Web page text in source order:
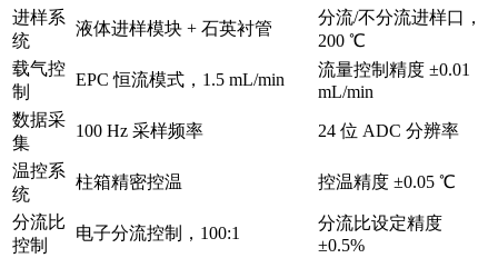
进样系
统
液体进样模块 + 石英衬管
分流/不分流进样口，
200 ℃
载气控
制
EPC 恒流模式，1.5 mL/min
流量控制精度 ±0.01
mL/min
数据采
集
100 Hz 采样频率 24 位 ADC 分辨率
温控系
统
柱箱精密控温 控温精度 ±0.05 ℃
分流比
控制
电子分流控制，100:1
分流比设定精度
±0.5%